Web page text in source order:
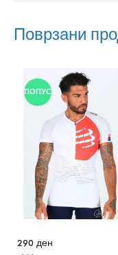
Поврзани
ПОПУСТ
290 ден